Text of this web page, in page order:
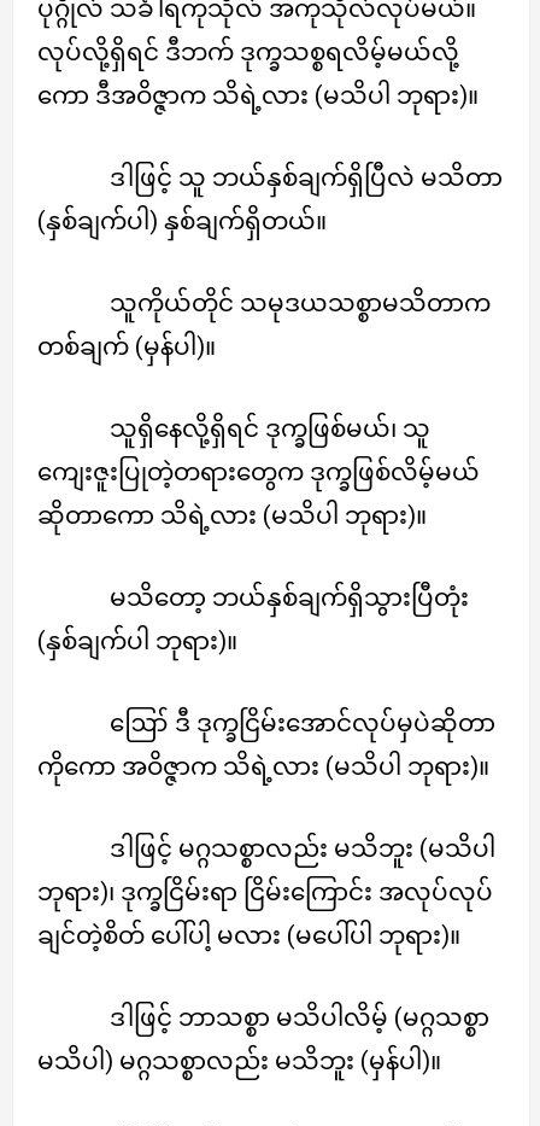
ပုဂ္ဂိုလ် သင်္ခါရကုသိုလ် အကုသိုလ်လုပ်မယ်။
လုပ်လို့ရှိရင် ဒီဘက် ဒုက္ခသစ္စရလိမ့်မယ်လို့
ကော ဒီအဝိဇ္ဇာက သိရဲ့လား (မသိပါ ဘုရား)။
ဒါဖြင့် သူ ဘယ်နှစ်ချက်ရှိပြီလဲ မသိတာ
(နှစ်ချက်ပါ) နှစ်ချက်ရှိတယ်။
သူကိုယ်တိုင် သမုဒယသစ္စာမသိတာက
တစ်ချက် (မှန်ပါ)။
သူရှိနေလို့ရှိရင် ဒုက္ခဖြစ်မယ်၊ သူ
ကျေးဇူးပြုတဲ့တရားတွေက ဒုက္ခဖြစ်လိမ့်မယ်
ဆိုတာကော သိရဲ့လား (မသိပါ ဘုရား)။
မသိတော့ ဘယ်နှစ်ချက်ရှိသွားပြီတုံး
(နှစ်ချက်ပါ ဘုရား)။
ဪ ဒီ ဒုက္ခငြိမ်းအောင်လုပ်မှပဲဆိုတာ
ကိုကော အဝိဇ္ဇာက သိရဲ့လား (မသိပါ ဘုရား)။
ဒါဖြင့် မဂ္ဂသစ္စာလည်း မသိဘူး (မသိပါ
ဘုရား)၊ ဒုက္ခငြိမ်းရာ ငြိမ်းကြောင်း အလုပ်လုပ်
ချင်တဲ့စိတ် ပေါ်ပါ့ မလား (မပေါ်ပါ ဘုရား)။
ဒါဖြင့် ဘာသစ္စာ မသိပါလိမ့် (မဂ္ဂသစ္စာ
မသိပါ) မဂ္ဂသစ္စာလည်း မသိဘူး (မှန်ပါ)။